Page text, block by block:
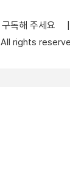
독해 주세요
rights